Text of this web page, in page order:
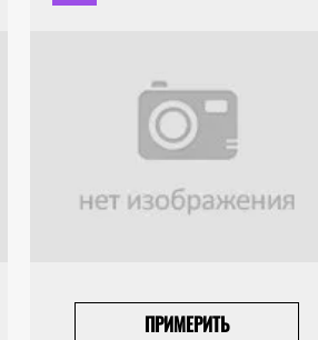
ПРИМЕРИТЬ